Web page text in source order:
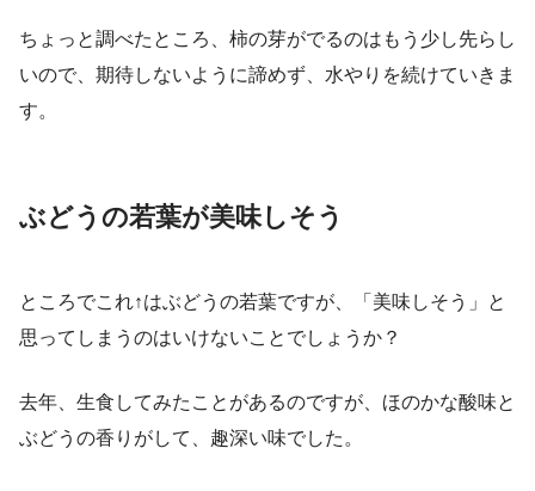
ちょっと調べたところ、柿の芽がでるのはもう少し先らし
いので、期待しないように諦めず、水やりを続けていきま
す。
ぶどうの若葉が美味しそう
ところでこれ↑はぶどうの若葉ですが、「美味しそう」と
思ってしまうのはいけないことでしょうか？
去年、生食してみたことがあるのですが、ほのかな酸味と
ぶどうの香りがして、趣深い味でした。